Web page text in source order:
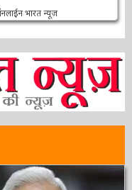
भारत न्यूज़